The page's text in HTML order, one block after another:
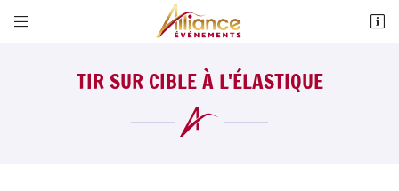
 
4 Allée Evariste Gallois
02 48 24 76 19TIR SUR CIBLE À L'ÉLASTIQUE